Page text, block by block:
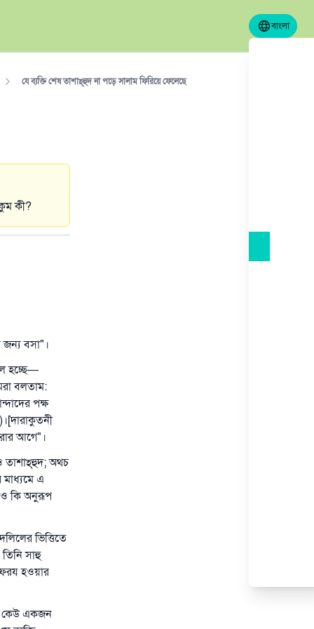
বাংলা
যে ব্যক্তি শেষ তাশাহ্‌হুদ না পড়ে সালাম ফিরিয়ে ফেলেছে
কী?
জন্য বসা"।
হচ্ছে—
বলতাম:
পক্ষ
আগে"।
তাশাহ্‌হুদ; অথচ
মাধ্যমে এ
কি অনুরূপ
ভিত্তিতে
সাহু
হওয়ার
কেউ একজন